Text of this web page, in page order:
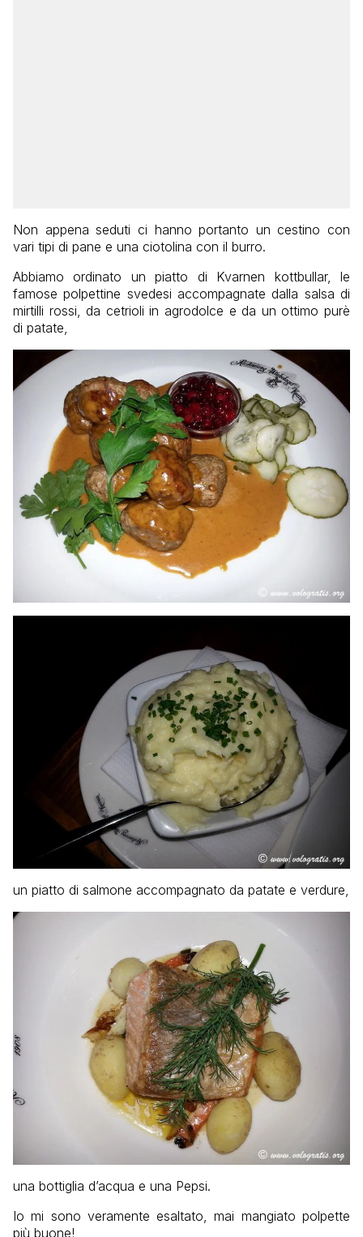
Non appena seduti ci hanno portanto un cestino con
vari tipi di pane e una ciotolina con il burro.
Abbiamo ordinato un piatto di Kvarnen kottbullar, le
famose polpettine svedesi accompagnate dalla salsa di
mirtilli rossi, da cetrioli in agrodolce e da un ottimo purè
di patate,
un piatto di salmone accompagnato da patate e verdure,
una bottiglia d’acqua e una Pepsi.
Io mi sono veramente esaltato, mai mangiato polpette
più buone!